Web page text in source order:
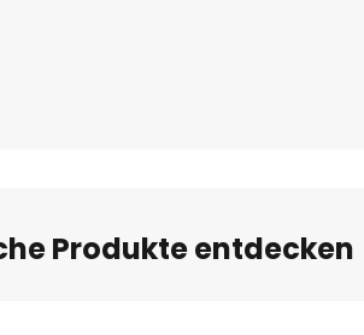
Produkte entdecken